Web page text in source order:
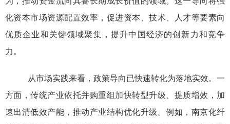
化资本市场资源配置效率，促进资本、技术、人才等要素向
优质企业和关键领域聚集，提升中国经济的创新力和竞争
力。
从市场实践来看，政策导向已快速转化为落地实效。一
方面，传统产业依托并购重组加快转型升级、提质增效，加
速出清低效产能，推动产业结构优化升级。例如，南京化纤